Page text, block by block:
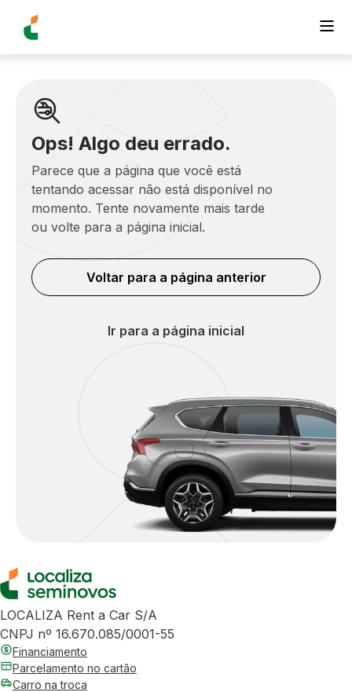
Ops! Algo deu errado.
Parece que a página que você está
tentando acessar não está disponível no
momento. Tente novamente mais tarde
ou volte para a página inicial.
Voltar para a página anterior
Ir para a página inicial
LOCALIZA Rent a Car S/A
CNPJ nº 16.670.085/0001-55
Financiamento
Parcelamento no cartão
Carro na troca